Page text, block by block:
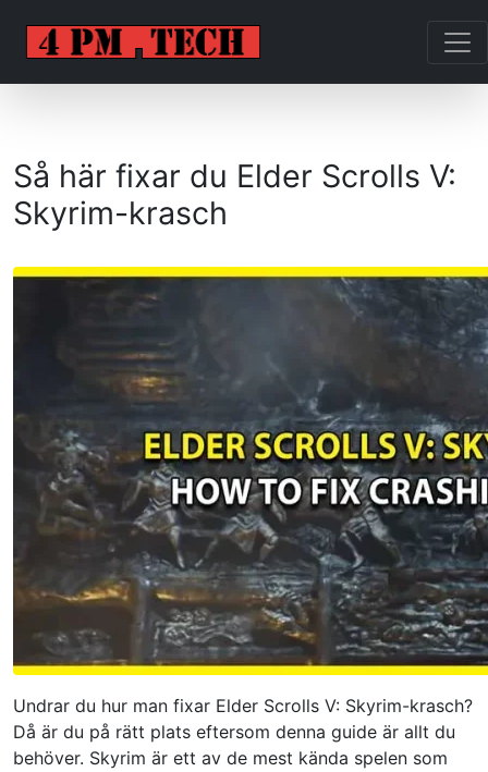
Så här fixar du Elder Scrolls V:
Skyrim-krasch
Undrar du hur man fixar Elder Scrolls V: Skyrim-krasch?
Då är du på rätt plats eftersom denna guide är allt du
behöver. Skyrim är ett av de mest kända spelen som